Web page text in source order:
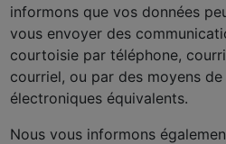
informons que vos données
vous envoyer des
courtoisie par téléphone,
courriel, ou par des moyens
électroniques équivalents.
Nous vous informons